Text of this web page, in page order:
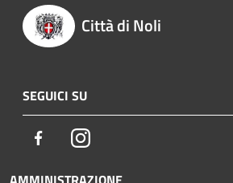
Città di Noli
SEGUICI SU
FacebookInstagram